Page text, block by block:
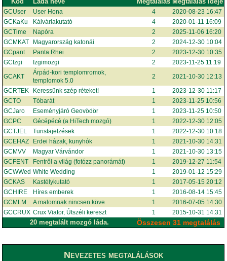
GCUser User Hona 4
2020-08-23 16:47
GCKaKu
Kálváriakutató 4
2020-01-11 16:09
GCTime
Napóra 2
2025-11-06 16:20
GCMKAT
Magyarország katonái 2
2024-12-30 10:04
GCpant
Panta Rhei 2
2023-12-30 10:35
GCIzgi
Izgimozgi 2
2023-11-25 11:19
GCAKT
Árpád-kori templomromok,
templomok 5.0
2
2021-10-30 12:13
GCRTEK
Keressünk szép réteket! 1
2023-12-30 11:17
GCTO
Tóbarát 1
2023-11-25 10:56
GCJaro
Eseményjáró Geovödör 1
2023-11-25 10:50
GCPC
Gécépécé (a HiTech mozgó) 1
2022-12-30 12:05
GCTJEL
Turistajelzések 1
2022-12-30 10:18
GCEHAZ
Erdei házak, kunyhók 1
2021-10-30 14:31
GCMVV
Magyar Várvándor 1
2021-10-30 13:15
GCFENT
Fentről a világ (fotózz panorámát) 1
2019-12-27 11:54
GCWWed White Wedding 1
2019-01-12 15:29
GCKAS
Kastélykutató 1
2017-05-15 20:12
GCHIRE
Híres emberek 1
2016-08-14 15:45
GCMLM
A malomnak nincsen köve 1
2016-07-05 14:30
GCCRUX Crux Viator, Útszéli kereszt 1 2015-10-31 14:31
20 megtalált mozgó láda. Összesen 31 megtalálás
Nevezetes megtalálások